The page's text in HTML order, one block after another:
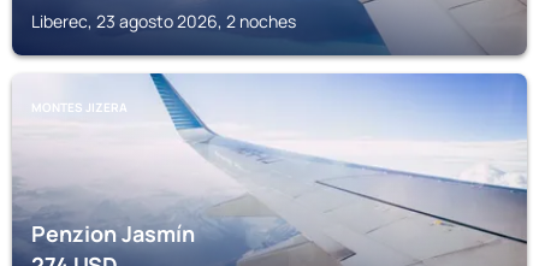
Liberec, 23 agosto 2026, 2 noches
MONTES JIZERA
Penzion Jasmín